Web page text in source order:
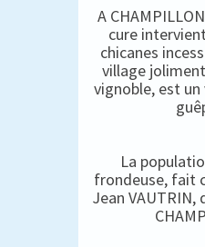
A
cure
chicanes
village
vignoble, est
La
frondeuse, fait
Jean